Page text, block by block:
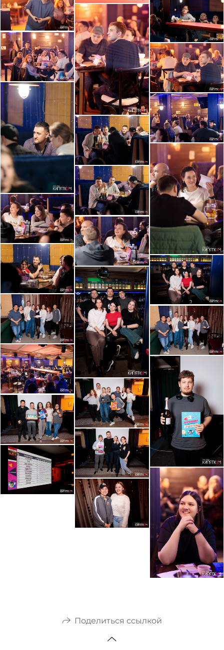
Поделиться ссылкой